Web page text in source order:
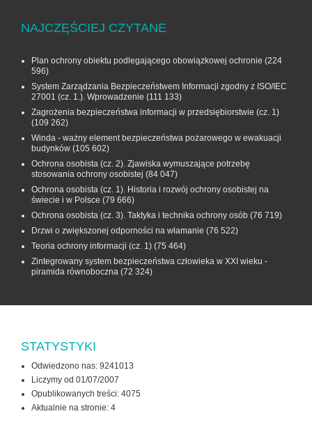
NAJCZĘŚCIEJ CZYTANE
Plan ochrony obiektu podlegającego obowiązkowej ochronie (224
596)
System Zarządzania Bezpieczeństwem Informacji zgodny z ISO/IEC
27001 (cz. 1.). Wprowadzenie (111 133)
Zagrożenia bezpieczeństwa informacji w przedsiębiorstwie (cz. 1)
(109 262)
Winda - ważny element bezpieczeństwa pożarowego w ewakuacji
budynków (105 602)
Ochrona osobista (cz. 2). Zjawiska wymuszające potrzebę
stosowania ochrony osobistej (84 047)
Ochrona osobista (cz. 1). Historia i rozwój ochrony osobistej na
świecie i w Polsce (79 666)
Ochrona osobista (cz. 3). Taktyka i technika ochrony osób (76 719)
Drzwi o zwiększonej odporności na włamanie (76 522)
Teoria ochrony informacji (cz. 1) (75 464)
Zintegrowany system bezpieczeństwa człowieka w XXI wieku -
piramida równoboczna (72 324)
STATYSTYKI
Odwiedzono nas: 9241013
Liczymy od 01/07/2007
Opublikowanych treści: 4075
Aktualnie na stronie: 4